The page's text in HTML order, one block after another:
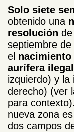
Solo siete
obtenido una
resolución
septiembre
el nacimiento
aurífera ilegal
izquierdo) y la
derecho) (ver
para
nueva zona
dos campos